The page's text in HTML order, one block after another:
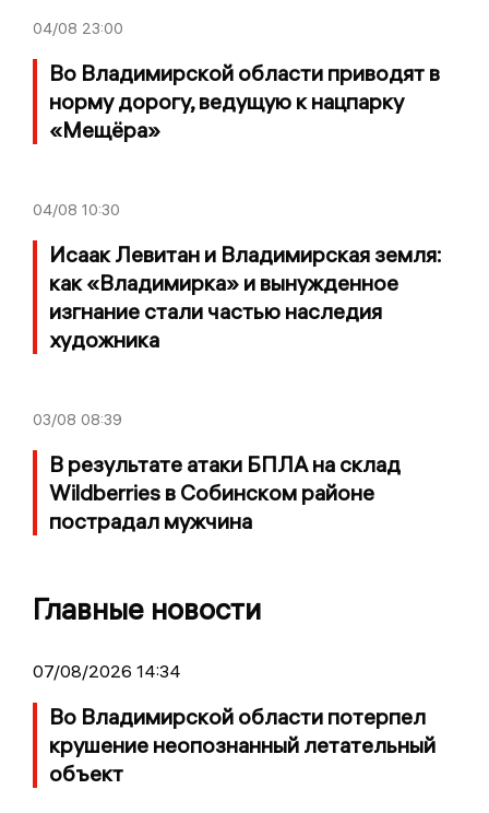
04/08 23:00
Во Владимирской области приводят в
норму дорогу, ведущую к нацпарку
«Мещёра»
04/08 10:30
Исаак Левитан и Владимирская земля:
как «Владимирка» и вынужденное
изгнание стали частью наследия
художника
03/08 08:39
В результате атаки БПЛА на склад
Wildberries в Собинском районе
пострадал мужчина
Главные новости
07/08/2026 14:34
Во Владимирской области потерпел
крушение неопознанный летательный
объект